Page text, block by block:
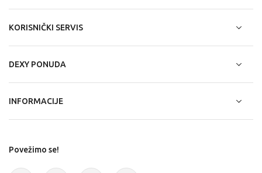
KORISNIČKI SERVIS
DEXY PONUDA
INFORMACIJE
Povežimo se!